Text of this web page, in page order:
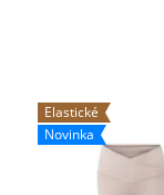
Elastické
Novinka